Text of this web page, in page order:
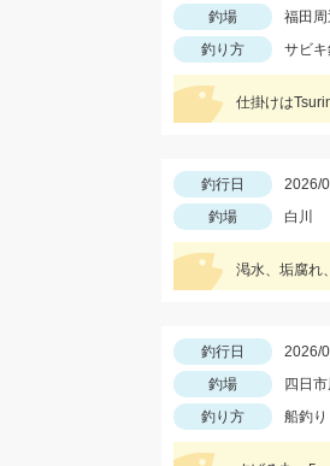
釣場
福田周
釣り方
サビキ
釣行日 2026/
釣場
白川
渇水、垢腐れ
釣行日 2026/
釣場
四日
釣り方
船釣り